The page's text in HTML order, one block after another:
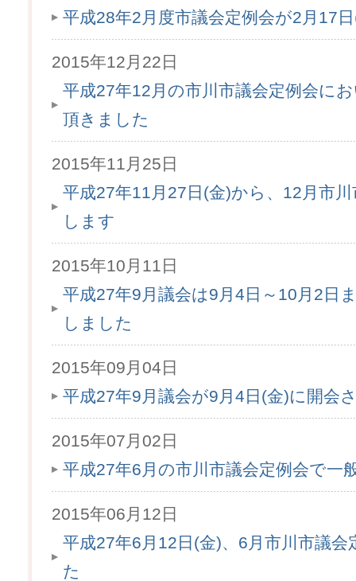
平成28年2月度市議会定例会が2月17
2015年12月22日
平成27年12月の市川市議会定例会に
頂きました
2015年11月25日
平成27年11月27日(金)から、12月市
します
2015年10月11日
平成27年9月議会は9月4日～10月2日
しました
2015年09月04日
平成27年9月議会が9月4日(金)に開会
2015年07月02日
平成27年6月の市川市議会定例会で一
2015年06月12日
平成27年6月12日(金)、6月市川市議
た